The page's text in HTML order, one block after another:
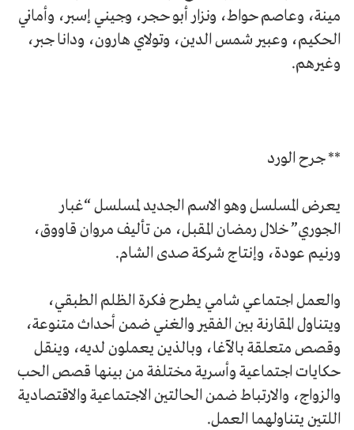
مينة، وعاصم حواط، ونزار أبو حجر، وجيني إسبر، وأماني
الحكيم، وعبير شمس الدين، وتولاي هارون، ودانا جبر،
وغيرهم.
** جرح الورد
يعرض المسلسل وهو الاسم الجديد لمسلسل “غبار
الجوري” خلال رمضان المقبل، من تأليف مروان قاووق،
ورنيم عودة، وإنتاج شركة صدى الشام.
والعمل اجتماعي شامي يطرح فكرة الظلم الطبقي،
ويتناول المقارنة بين الفقير والغني ضمن أحداث متنوعة،
وقصص متعلقة بالآغا، وبالذين يعملون لديه، وينقل
حكايات اجتماعية وأسرية مختلفة من بينها قصص الحب
والزواج، والارتباط ضمن الحالتين الاجتماعية والاقتصادية
اللتين يتناولهما العمل.